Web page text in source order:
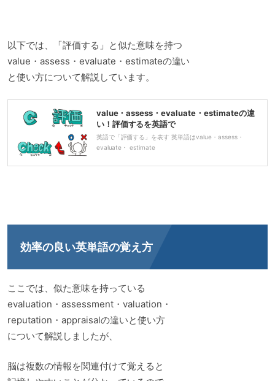
以下では、「評価する」と似た意味を持つ
value・assess・evaluate・estimateの違い
と使い方について解説しています。
value・assess・evaluate・estimateの違
い！評価するを英語で
英語で「評価する」を表す 英単語はvalue・assess・
evaluate・ estimate
効率の良い英単語の覚え方
ここでは、似た意味を持っている
evaluation・assessment・valuation・
reputation・appraisalの違いと使い方
について解説しましたが、
脳は複数の情報を関連付けて覚えると